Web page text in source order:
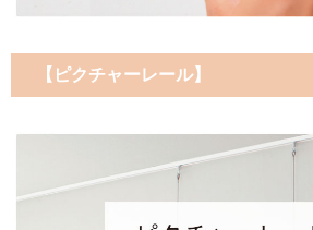
【ピクチャーレール】